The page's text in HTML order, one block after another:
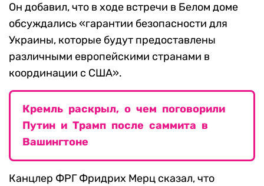
Он добавил, что в ходе встречи в Белом доме
обсуждались «гарантии безопасности для
Украины, которые будут предоставлены
различными европейскими странами в
координации с США».
Кремль раскрыл, о чем поговорили
Путин и Трамп после саммита в
Вашингтоне
Канцлер ФРГ Фридрих Мерц сказал, что